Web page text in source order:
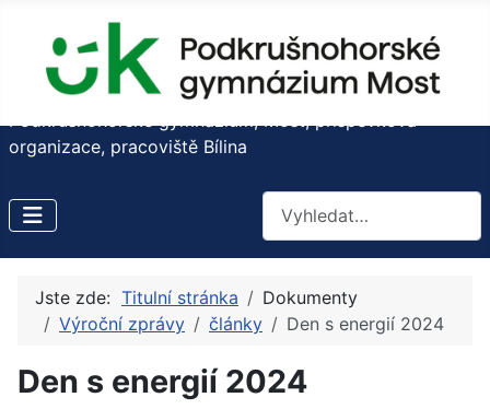
organizace, pracoviště Bílina
Hledat
Jste zde: Titulní stránka
Dokumenty
Výroční zprávy
články Den s energií 2024
Den s energií 2024